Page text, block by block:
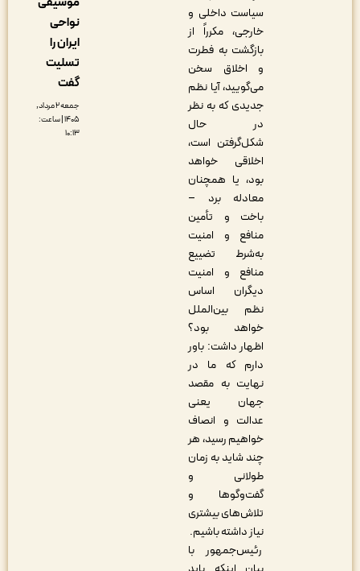
سیاست داخلی و
خارجی، مکرراً از
بازگشت به فطرت
و اخلاق سخن
می‌گویید، آیا نظم
جدیدی که به نظر
در حال
شکل‌گرفتن است،
اخلاقی خواهد
بود، یا همچنان
معادله برد –
باخت و تأمین
منافع و امنیت
به‌شرط تضییع
منافع و امنیت
دیگران اساس
نظم بین‌الملل
خواهد بود؟
اظهار داشت: باور
دارم که ما در
نهایت به مقصد
جهان یعنی
عدالت و انصاف
خواهیم رسید، هر
چند شاید به زمان
طولانی و
گفت‌وگوها و
تلاش‌های بیشتری
نیاز داشته باشیم.
رئیس‌جمهور با
جمعه ۲ مرداد,
۱۴۰۵ | ساعت: